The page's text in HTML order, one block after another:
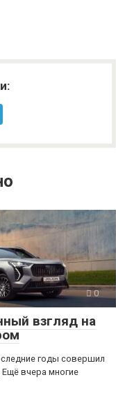
0
взгляд на
годы совершил
Ещё вчера многие